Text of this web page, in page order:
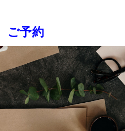
ご予約